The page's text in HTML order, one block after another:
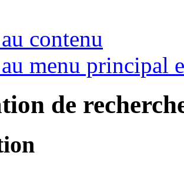
contenu
menu principal
de